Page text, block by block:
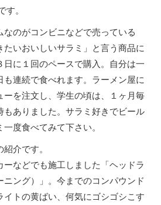
す。
のがコンビニなどで売っている
たいおいしいサラミ」と言う商品に
に１回のペースで購入。自分は一
も連続で食べれます。ラーメン屋に
ーを注文し、学生の頃は、１ヶ月毎
もありました。サラミ好きでビール
度食べてみて下さい。
介です。
ーなどでも施工しました「ヘッドラ
ニング）」。今までのコンパウンド
イトの黄ばい、何気にゴシゴシこす